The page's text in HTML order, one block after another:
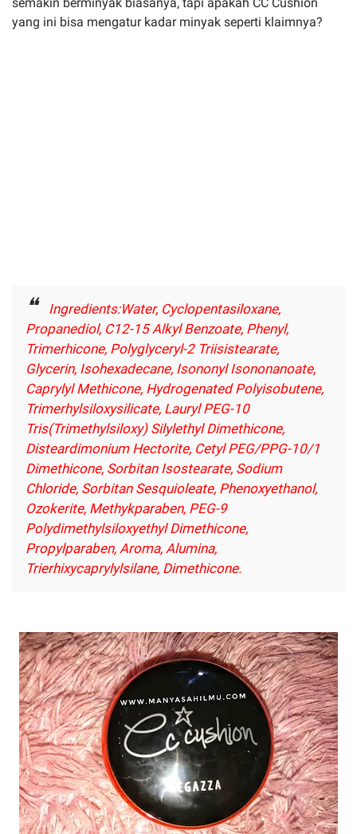
yang ini bisa mengatur kadar minyak seperti klaimnya?
Ingredients:Water, Cyclopentasiloxane,
Propanediol, C12-15 Alkyl Benzoate, Phenyl,
Trimerhicone, Polyglyceryl-2 Triisistearate,
Glycerin, Isohexadecane, Isononyl Isononanoate,
Caprylyl Methicone, Hydrogenated Polyisobutene,
Trimerhylsiloxysilicate, Lauryl PEG-10
Tris(Trimethylsiloxy) Silylethyl Dimethicone,
Disteardimonium Hectorite, Cetyl PEG/PPG-10/1
Dimethicone, Sorbitan Isostearate, Sodium
Chloride, Sorbitan Sesquioleate, Phenoxyethanol,
Ozokerite, Methykparaben, PEG-9
Polydimethylsiloxyethyl Dimethicone,
Propylparaben, Aroma, Alumina,
Trierhixycaprylylsilane, Dimethicone.